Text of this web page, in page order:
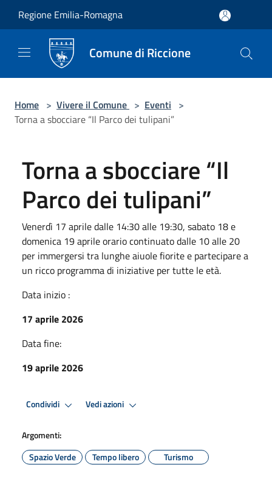
Regione Emilia-Romagna
Comune di Riccione
Home > Vivere il Comune > Eventi >
Torna a sbocciare “Il Parco dei tulipani”
Torna a sbocciare “Il
Parco dei tulipani”
Venerdì 17 aprile dalle 14:30 alle 19:30, sabato 18 e
domenica 19 aprile orario continuato dalle 10 alle 20
per immergersi tra lunghe aiuole fiorite e partecipare a
un ricco programma di iniziative per tutte le età.
Data inizio :
17 aprile 2026
Data fine:
19 aprile 2026
Condividi Vedi azioni
Argomenti:
Spazio Verde
Tempo libero Turismo